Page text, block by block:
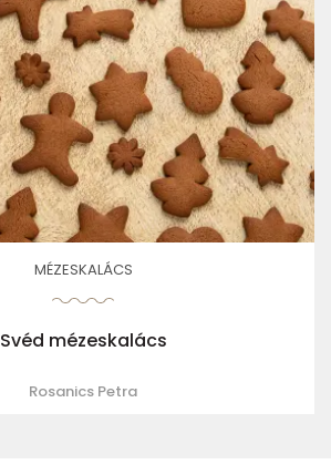
MÉZESKALÁCS
Svéd mézeskalács
Rosanics Petra